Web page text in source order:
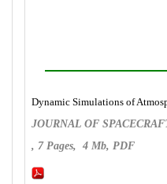
Dynamic Simulations of
JOURNAL OF
, 7 Pages, 4 Mb, PDF